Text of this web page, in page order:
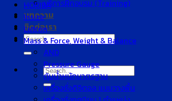
บริการฝึกอบรม (Training)
บทความ
ติดต่อเรา
Search
for:
Search
for:
HORIBA
Insize
Lutron
Mass & Force, Weight & Balance
AND
Pressure Gauge
ตุ้มน้ำหนักมาตรฐาน
เครื่องชั่งดิจิตอล แบบวางพื้น